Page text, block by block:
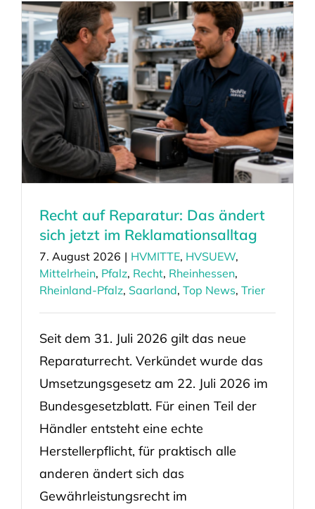
Recht auf Reparatur: Das ändert
sich jetzt im Reklamationsalltag
7. August 2026 | HVMITTE, HVSUEW,
Mittelrhein, Pfalz, Recht, Rheinhessen,
Rheinland-Pfalz, Saarland, Top News, Trier
Seit dem 31. Juli 2026 gilt das neue
Reparaturrecht. Verkündet wurde das
Umsetzungsgesetz am 22. Juli 2026 im
Bundesgesetzblatt. Für einen Teil der
Händler entsteht eine echte
Herstellerpflicht, für praktisch alle
anderen ändert sich das
Gewährleistungsrecht im